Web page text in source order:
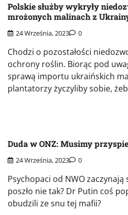
Polskie służby wykryły
mrożonych malinach z
24 Września, 2023 0
Chodzi o pozostałości
ochrony roślin. Biorąc pod
sprawą importu ukraińskich
plantatorzy życzyliby sobie,
Duda w ONZ: Musimy
24 Września, 2023 0
Psychopaci od NWO zaczynają
poszło nie tak? Dr Putin coś
obudzili ze snu tej mafii?